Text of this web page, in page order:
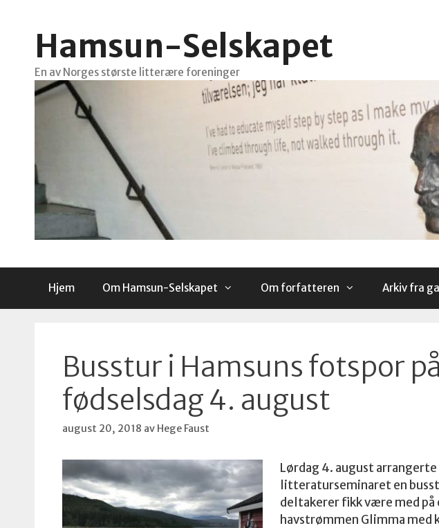
Hamsun-Selskapet
En av Norges største litterære foreninger
Hjem Om Hamsun-Selskapet Om forfatteren Arkiv fra
Busstur i Hamsuns fotspor
fødselsdag 4. august
august 20, 2018 av Hege Faust
Lørdag 4. august
litteraturseminaret en
deltakerer fikk være med på
havstrømmen Glimma med